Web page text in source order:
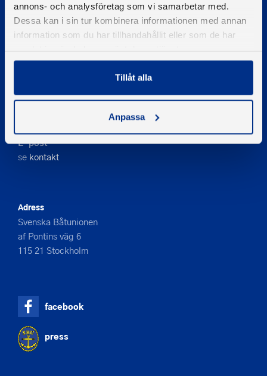
annons- och analysföretag som vi samarbetar med.
Dessa kan i sin tur kombinera informationen med annan
information som du har tillhandahållit eller som de har
Tillåt alla
Anpassa
Information om cookies
Kontakta oss
E-post
se kontakt
Adress
Svenska Båtunionen
af Pontins väg 6
115 21 Stockholm
facebook
press